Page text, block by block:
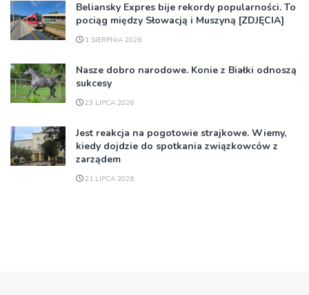
Beliansky Expres bije rekordy popularności. To
pociąg między Słowacją i Muszyną [ZDJĘCIA]
1 SIERPNIA 2026
Nasze dobro narodowe. Konie z Białki odnoszą
sukcesy
23 LIPCA 2026
Jest reakcja na pogotowie strajkowe. Wiemy,
kiedy dojdzie do spotkania związkowców z
zarządem
21 LIPCA 2026